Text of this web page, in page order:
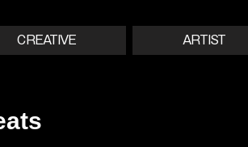
CREATIVE ARTIST